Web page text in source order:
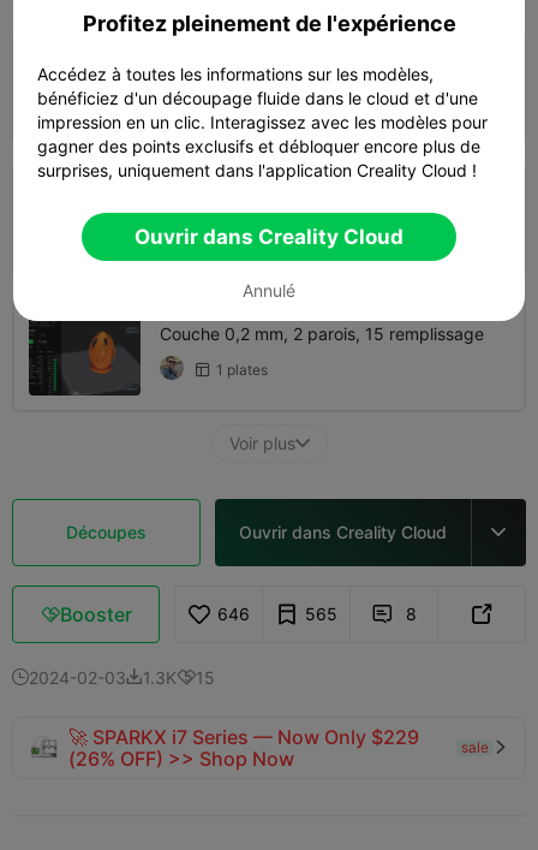
Couche 0,2 mm, 2 parois, 15 % de
remplissage
 03h 01m  1 plates  71.10g
 02h 24m  1 plates 
Couche 0,2 mm, 2 parois, 15 remplissage
 1 plates
Voir plus
Découpes Ouvrir dans Creality Cloud 
Booster 646 565  8 
2024-02-031.3K15
🚀 SPARKX i7 Series — Now Only $229
(26% OFF) >> Shop Now
sale 
Profitez pleinement de l'expérience
Accédez à toutes les informations sur les modèles,
bénéficiez d'un découpage fluide dans le cloud et d'une
impression en un clic. Interagissez avec les modèles pour
gagner des points exclusifs et débloquer encore plus de
surprises, uniquement dans l'application Creality Cloud !
Ouvrir dans Creality Cloud
Annulé